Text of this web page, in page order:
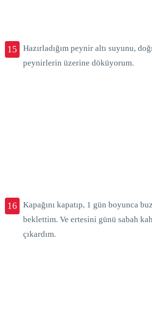
15
Hazırladığım peynir altı suyunu,
peynirlerin üzerine döküyorum.
16
Kapağını kapatıp, 1 gün boyunca
beklettim. Ve ertesini günü sabah
çıkardım.